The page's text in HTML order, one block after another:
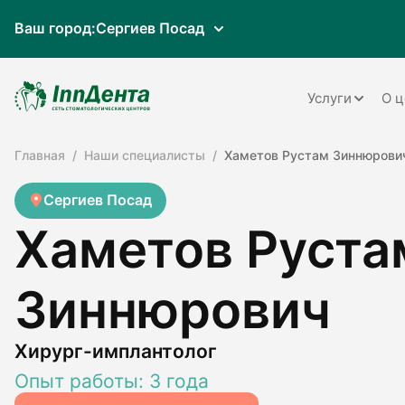
Ваш город:Сергиев Посад
Услуги
Терапия
О
Главная Наши специалисты Хаметов Рустам
Сергиев Посад
Хаметов
Зиннюрович
Хирург-имплантолог
Опыт работы: 3 года